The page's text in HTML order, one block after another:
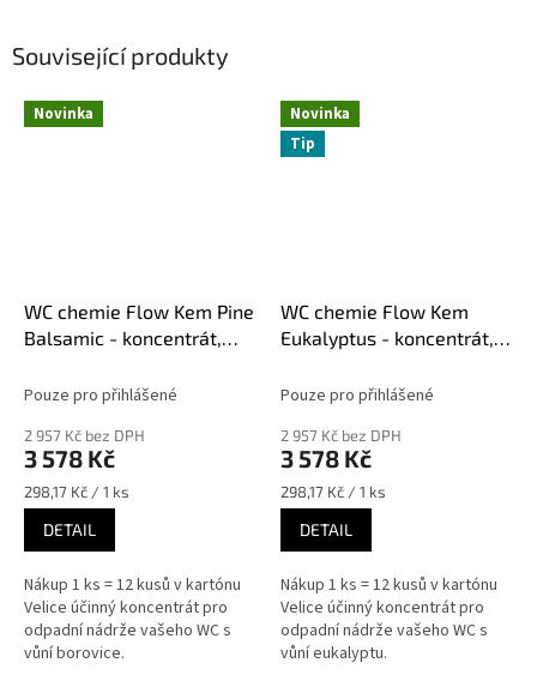
Související produkty
Novinka
WC chemie Flow Kem Pine
Balsamic - koncentrát,
Pouze pro přihlášené
2 957 Kč bez DPH
3 578 Kč
Měrná
cena:
298,17 Kč / 1 ks
DETAIL
Nákup 1 ks = 12 kusů v kartónu
Velice účinný koncentrát pro
odpadní nádrže vašeho WC s
vůní borovice.
Novinka
Tip
WC chemie Flow Kem
Eukalyptus - koncentrát,
Pouze pro přihlášené
2 957 Kč bez DPH
3 578 Kč
Měrná
cena:
298,17 Kč / 1 ks
DETAIL
Nákup 1 ks = 12 kusů v kartónu
Velice účinný koncentrát pro
odpadní nádrže vašeho WC s
vůní eukalyptu.